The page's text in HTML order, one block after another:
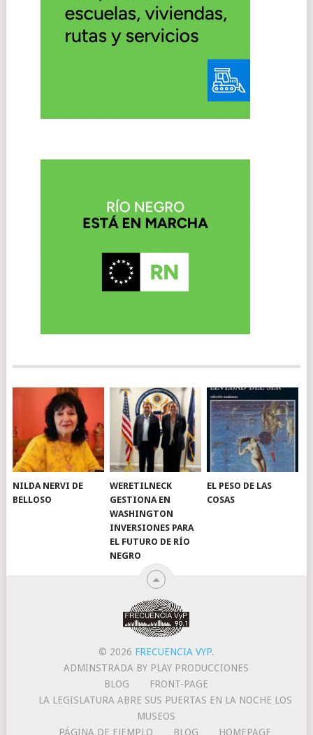
NILDA NERVI DE
BELLOSO
WERETILNECK
GESTIONA EN
WASHINGTON
INVERSIONES PARA
EL FUTURO DE RÍO
NEGRO
EL PESO DE LAS
COSAS
© 2026 FRECUENCIA VYP.
ADMINSTRADA BY PLAY PRODUCCIONES
BLOG
FRONT-PAGE
LA LEGISLATURA ABRE SUS PUERTAS EN LA NOCHE LOS
MUSEOS
PÁGINA DE EJEMPLO
BLOG HOMEPAGE